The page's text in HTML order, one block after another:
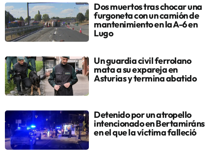
Dos muertos tras chocar una
furgoneta con un camión de
mantenimiento en la A-6 en
Lugo
Un guardia civil ferrolano
mata a su expareja en
Asturias y termina abatido
Detenido por un atropello
intencionado en Bertamiráns
en el que la víctima falleció